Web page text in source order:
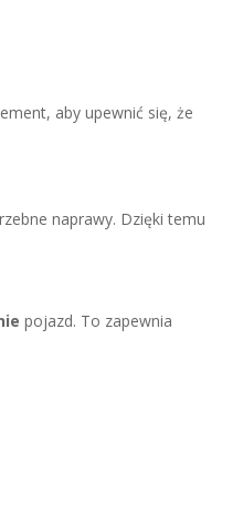
aby upewnić się, że
naprawy. Dzięki temu
pojazd. To zapewnia